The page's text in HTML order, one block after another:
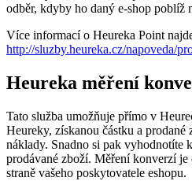
odběr, kdyby ho daný e-shop poblíž
Více informací o Heureka Point
http://sluzby.heureka.cz/napoveda/
Heureka měření
Tato služba umožňuje přímo v
Heureky, získanou částku a
náklady. Snadno si pak vyhodnotíte
prodávané zboží. Měření konverzí je
straně vašeho poskytovatele eshopu.